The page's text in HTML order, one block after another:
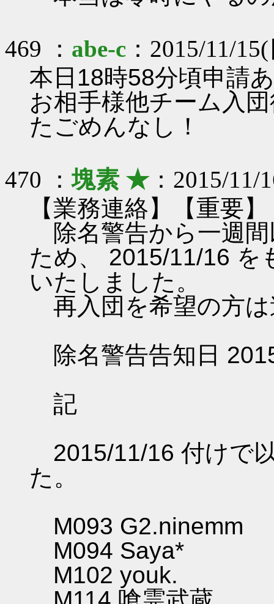
469 ： abe-c ：2015/11/
本日18時58分頃申請
お相手様他チーム入
たごめんなし！
470 ：塊素 ★：2015/11/
【業務連絡】【重要】
除名警告から一週
ため、 2015/11/16 を
いたしました。
再入団を希望の方
除名警告告知日
記
2015/11/16 付けで
た。
M093 G2.ninemm
M094 Saya*
M102 youk.